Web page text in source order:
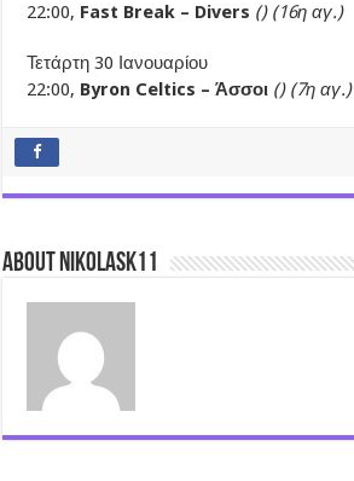
22:00, Fast Break – Divers () (16η αγ.)
Τετάρτη 30 Ιανουαρίου
22:00, Byron Celtics – Άσσοι () (7η αγ.)
About nikolask11